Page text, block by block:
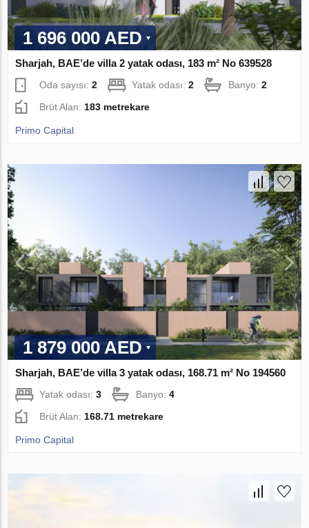
1 696 000 AED
Sharjah, BAE’de villa 2 yatak odası, 183 m² No 639528
Oda sayısı:2 Yatak odası:2 Banyo:2
Brüt Alan: 183 metrekare
Primo Capital
1 879 000 AED
Sharjah, BAE’de villa 3 yatak odası, 168.71 m² No 194560
Yatak odası:3 Banyo:4
Brüt Alan: 168.71 metrekare
Primo Capital